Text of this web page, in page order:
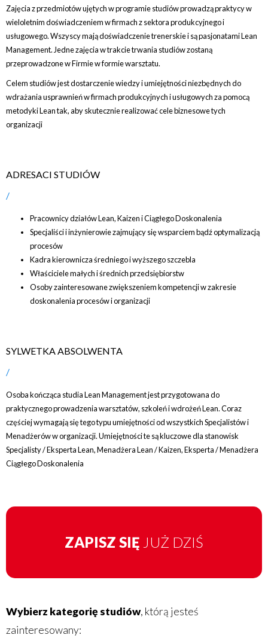
Zajęcia z przedmiotów ujętych w programie studiów prowadzą praktycy w
wieloletnim doświadczeniem w firmach z sektora produkcyjnego i
usługowego. Wszyscy mają doświadczenie trenerskie i są pasjonatami Lean
Management. Jedne zajęcia w trakcie trwania studiów zostaną
przeprowadzone w Firmie w formie warsztatu.
Celem studiów jest dostarczenie wiedzy i umiejętności niezbędnych do
wdrażania usprawnień w firmach produkcyjnych i usługowych za pomocą
metodyki Lean tak, aby skutecznie realizować cele biznesowe tych
organizacji
ADRESACI STUDIÓW
Pracownicy działów Lean, Kaizen i Ciągłego Doskonalenia
Specjaliści i inżynierowie zajmujący się wsparciem bądź optymalizacją
procesów
Kadra kierownicza średniego i wyższego szczebla
Właściciele małych i średnich przedsiębiorstw
Osoby zainteresowane zwiększeniem kompetencji w zakresie
doskonalenia procesów i organizacji
SYLWETKA ABSOLWENTA
Osoba kończąca studia Lean Management jest przygotowana do
praktycznego prowadzenia warsztatów, szkoleń i wdrożeń Lean. Coraz
częściej wymagają się tego typu umiejętności od wszystkich Specjalistów i
Menadżerów w organizacji. Umiejętności te są kluczowe dla stanowisk
Specjalisty / Eksperta Lean, Menadżera Lean / Kaizen, Eksperta / Menadżera
Ciągłego Doskonalenia
ZAPISZ SIĘ JUŻ DZIŚ
Wybierz kategorię studiów, którą jesteś
zainteresowany: